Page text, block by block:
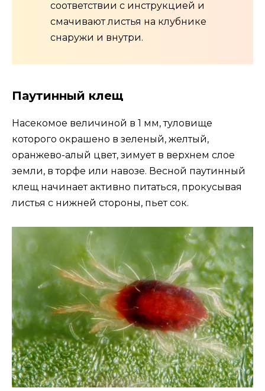
соответствии с инструкцией и
смачивают листья на клубнике
снаружи и внутри.
Паутинный клещ
Насекомое величиной в 1 мм, туловище
которого окрашено в зеленый, желтый,
оранжево-алый цвет, зимует в верхнем слое
земли, в торфе или навозе. Весной паутинный
клещ начинает активно питаться, прокусывая
листья с нижней стороны, пьет сок.